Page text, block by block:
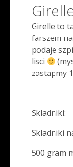
Girelle to
farszem
podaje
lisci
zastapmy
Skladniki:
Skladniki
500 gram